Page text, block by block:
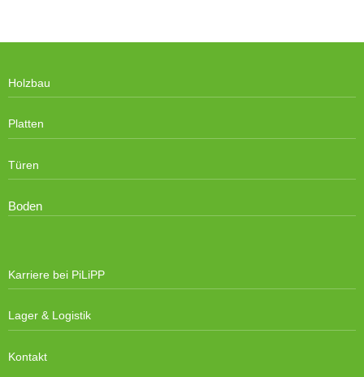
Holzbau
Platten
Türen
Boden
Karriere bei PiLiPP
Lager & Logistik
Kontakt